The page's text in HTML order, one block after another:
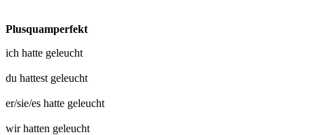
Plusquamperfekt
ich hatte geleucht
du hattest geleucht
er/sie/es hatte geleucht
wir hatten geleucht